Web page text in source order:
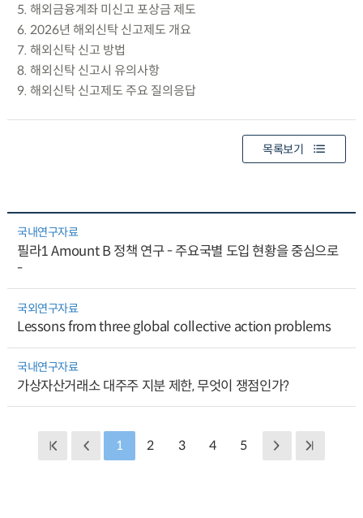
5. 해외금융계좌 미신고 포상금 제도
6. 2026년 해외신탁 신고제도 개요
7. 해외신탁 신고 방법
8. 해외신탁 신고시 유의사항
9. 해외신탁 신고제도 주요 질의응답
목록보기
국내연구자료
필라1 Amount B 정책 연구 - 주요국별 도입 현황을 중심으로
-
국외연구자료
Lessons from three global collective action problems
국내연구자료
가상자산거래소 대주주 지분 제한, 무엇이 쟁점인가?
1 2 3 4 5